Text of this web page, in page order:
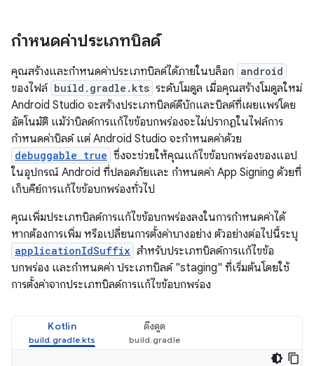
กำหนดค่าประเภทบิลด์
คุณสร้างและกำหนดค่าประเภทบิลด์ได้ภายในบล็อก android
ของไฟล์ build.gradle.kts ระดับโมดูล เมื่อคุณสร้างโมดูลใหม่
Android Studio จะสร้างประเภทบิลด์ดีบักและบิลด์ที่เผยแพร่โดย
อัตโนมัติ แม้ว่าบิลด์การแก้ไขข้อบกพร่องจะไม่ปรากฏในไฟล์การ
กำหนดค่าบิลด์ แต่ Android Studio จะกำหนดค่าด้วย
debuggable true ซึ่งจะช่วยให้คุณแก้ไขข้อบกพร่องของแอป
ในอุปกรณ์ Android ที่ปลอดภัยและ กำหนดค่า App Signing ด้วยที่
เก็บคีย์การแก้ไขข้อบกพร่องทั่วไป
คุณเพิ่มประเภทบิลด์การแก้ไขข้อบกพร่องลงในการกำหนดค่าได้
หากต้องการเพิ่ม หรือเปลี่ยนการตั้งค่าบางอย่าง ตัวอย่างต่อไปนี้ระบุ
applicationIdSuffix สำหรับประเภทบิลด์การแก้ไขข้อ
บกพร่อง และกำหนดค่า ประเภทบิลด์ "staging" ที่เริ่มต้นโดยใช้
การตั้งค่าจากประเภทบิลด์การแก้ไขข้อบกพร่อง
Kotlin ดึงดูด